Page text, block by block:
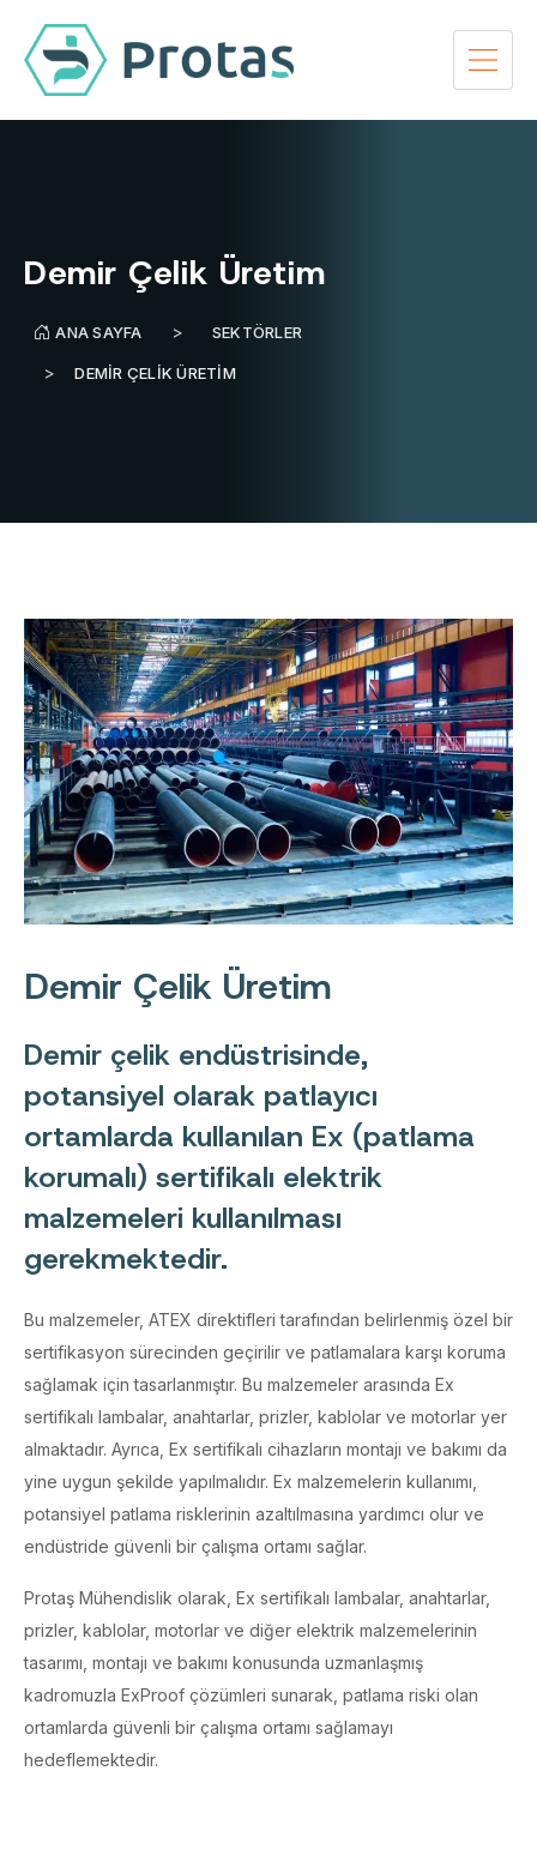
Demir Çelik Üretim
ANA SAYFA SEKTÖRLER
DEMIR ÇELIK ÜRETIM
Demir Çelik Üretim
Demir çelik endüstrisinde,
potansiyel olarak patlayıcı
ortamlarda kullanılan Ex (patlama
korumalı) sertifikalı elektrik
malzemeleri kullanılması
gerekmektedir.
Bu malzemeler, ATEX direktifleri tarafından belirlenmiş özel bir
sertifikasyon sürecinden geçirilir ve patlamalara karşı koruma
sağlamak için tasarlanmıştır. Bu malzemeler arasında Ex
sertifikalı lambalar, anahtarlar, prizler, kablolar ve motorlar yer
almaktadır. Ayrıca, Ex sertifikalı cihazların montajı ve bakımı da
yine uygun şekilde yapılmalıdır. Ex malzemelerin kullanımı,
potansiyel patlama risklerinin azaltılmasına yardımcı olur ve
endüstride güvenli bir çalışma ortamı sağlar.
Protaş Mühendislik olarak, Ex sertifikalı lambalar, anahtarlar,
prizler, kablolar, motorlar ve diğer elektrik malzemelerinin
tasarımı, montajı ve bakımı konusunda uzmanlaşmış
kadromuzla ExProof çözümleri sunarak, patlama riski olan
ortamlarda güvenli bir çalışma ortamı sağlamayı
hedeflemektedir.